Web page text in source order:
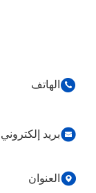
الهاتف
بريد إلكتروني
العنوان